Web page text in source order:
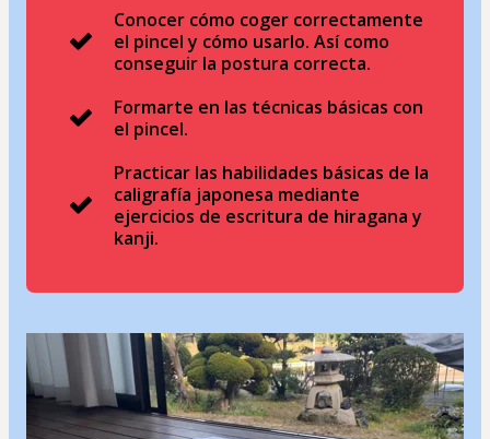
Conocer cómo coger correctamente
el pincel y cómo usarlo. Así como
conseguir la postura correcta.
Formarte en las técnicas básicas con
el pincel.
Practicar las habilidades básicas de la
caligrafía japonesa mediante
ejercicios de escritura de hiragana y
kanji.